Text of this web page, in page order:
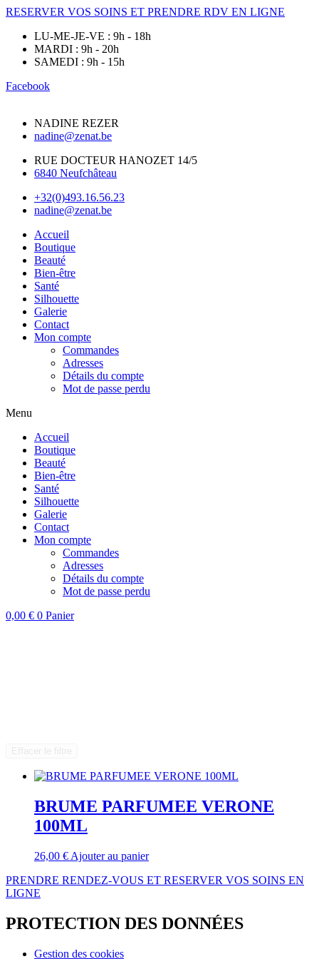
RESERVER VOS SOINS ET PRENDRE RDV EN LIGNE
LU-ME-JE-VE : 9h - 18h
MARDI : 9h - 20h
SAMEDI : 9h - 15h
Facebook
NADINE REZER
nadine@zenat.be
RUE DOCTEUR HANOZET 14/5
6840 Neufchâteau
+32(0)493.16.56.23
nadine@zenat.be
Accueil
Boutique
Beauté
Bien-être
Santé
Silhouette
Galerie
Contact
Mon compte
Commandes
Adresses
Détails du compte
Mot de passe perdu
Menu
Accueil
Boutique
Beauté
Bien-être
Santé
Silhouette
Galerie
Contact
Mon compte
Commandes
Adresses
Détails du compte
Mot de passe perdu
0,00 € 0 Panier
BRUME PARFUMEE VERONE
100ML
26,00 € Ajouter au panier
PRENDRE RENDEZ-VOUS ET RESERVER VOS SOINS EN
LIGNE
PROTECTION DES DONNÉES
Gestion des cookies